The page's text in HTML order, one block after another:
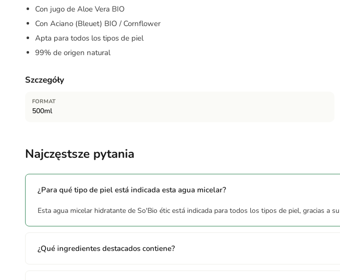
Con jugo de Aloe Vera BIO
Con Aciano (Bleuet) BIO / Cornflower
Apta para todos los tipos de piel
99% de origen natural
Szczegóły
FORMAT
500ml
Najczęstsze pytania
¿Para qué tipo de piel está indicada esta agua micelar?
Esta agua micelar hidratante de So'Bio étic está indicada para todos los tipos de piel, gracias a
¿Qué ingredientes destacados contiene?